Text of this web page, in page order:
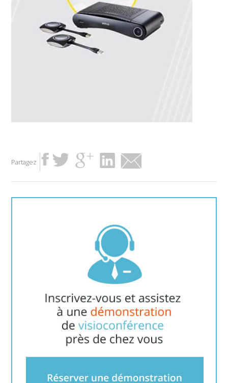
Partagez